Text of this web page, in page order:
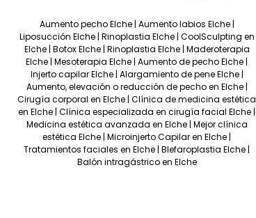
Aumento pecho Elche| Aumento labios Elche|
Liposucción Elche| Rinoplastia Elche| CoolSculpting en
Elche| Botox Elche| Rinoplastia Elche| Maderoterapia
Elche |Mesoterapia Elche |Aumento de pecho Elche |
Injerto capilar Elche| Alargamiento de pene Elche |
Aumento, elevación o reducción de pecho en Elche|
Cirugía corporal en Elche |Clínica de medicina estética
en Elche |Clínica especializada en cirugía facial Elche |
Medicina estética avanzada en Elche| Mejor clínica
estética Elche |Microinjerto Capilar en Elche |
Tratamientos faciales en Elche |Blefaroplastia Elche |
Balón intragástrico en Elche